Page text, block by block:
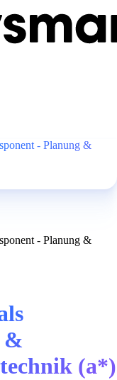
- Planung &
- Planung &
&
(a*)